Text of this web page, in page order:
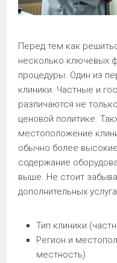
Перед тем как
несколько ключевых
процедуры. Один из
клиники. Частные и
различаются не
ценовой политике.
местоположение
обычно более
содержание
выше. Не стоит
дополнительных
Тип клиники
Регион и
местность)